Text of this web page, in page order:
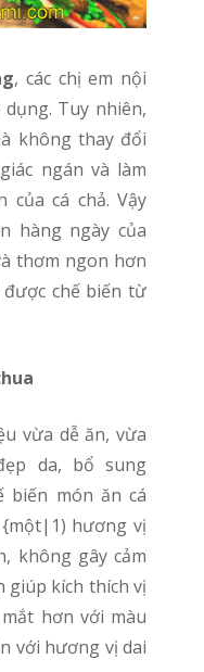
, các chị em nội
Tuy nhiên,
không thay đổi
ngán và làm
cá chả. Vậy
hàng ngày của
thơm ngon hơn
chế biến từ
da, bổ sung
biến món ăn cá
{một|1) hương vị
không gây cảm
giúp kích thích vị
hơn với màu
với hương vị dai